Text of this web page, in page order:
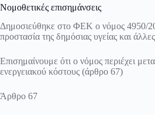
Νομοθετικές επισημάνσεις
Δημοσιεύθηκε στο ΦΕΚ ο νόμος 4950/
προστασία της δημόσιας υγείας και
Επισημαίνουμε ότι ο νόμος περιέχει
ενεργειακού κόστους (άρθρο 67)
Άρθρο 67